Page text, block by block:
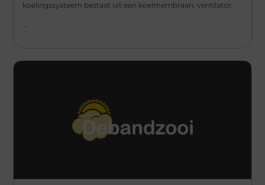
koelingssysteem bestaat uit een koelmembraan, ventilator,